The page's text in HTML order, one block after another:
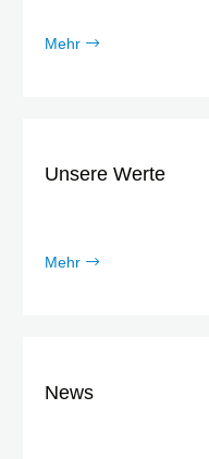
Mehr
Unsere Werte
Mehr
News